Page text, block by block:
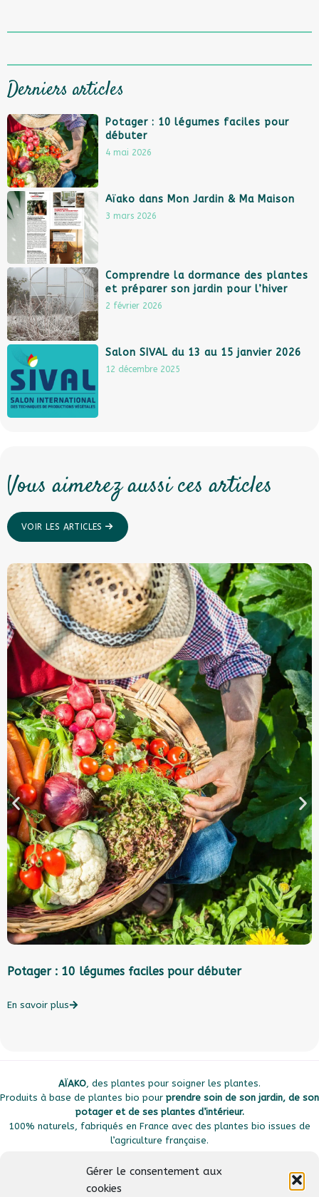
Gérer le consentement aux
cookies
Derniers articles
Potager : 10 légumes faciles pour
débuter
4 mai 2026
Aïako dans Mon Jardin & Ma Maison
3 mars 2026
Comprendre la dormance des plantes
et préparer son jardin pour l’hiver
2 février 2026
Salon SIVAL du 13 au 15 janvier 2026
12 décembre 2025
Vous aimerez aussi ces articles
VOIR LES ARTICLES
Potager : 10 légumes faciles pour débuter
En savoir plus
AÏAKO , des plantes pour soigner les plantes.
Produits à base de plantes bio pour prendre soin de son jardin, de son
potager et de ses plantes d’intérieur.
100% naturels, fabriqués en France avec des plantes bio issues de
l’agriculture française.